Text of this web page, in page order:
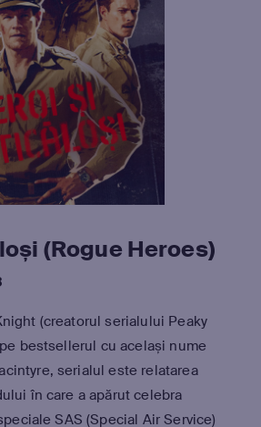
(Rogue Heroes)
(creatorul serialului Peaky
bestsellerul cu același nume
serialul este relatarea
în care a apărut celebra
SAS (Special Air Service)